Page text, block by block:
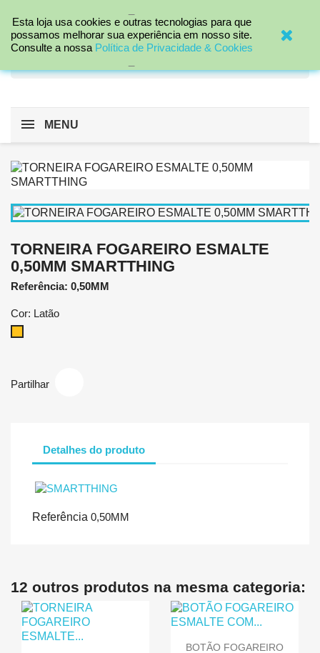

MENU
TORNEIRA FOGAREIRO ESMALTE
0,50MM SMARTTHING
Referência: 0,50MM
Cor: Latão
Partilhar
Detalhes do produto
Referência 0,50MM
12 outros produtos na mesma categoria:
BOTÃO FOGAREIRO
Esta loja usa cookies e outras tecnologias para que
possamos melhorar sua experiência em nosso site.
Consulte a nossa Política de Privacidade & Cookies